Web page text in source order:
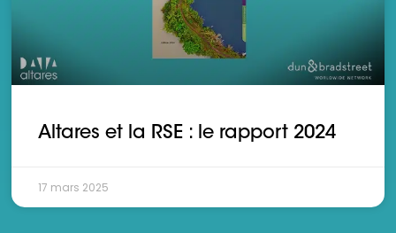
Altares et la RSE : le rapport 2024
17 mars 2025